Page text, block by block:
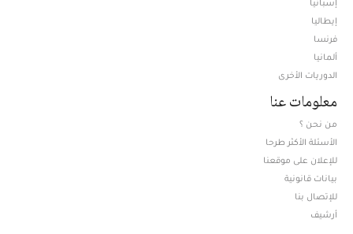
إسبانيا
إيطاليا
فرنسا
ألمانيا
الدوريات الأخرى
معلومات عنا
من نحن ؟
الأسئلة الأكثر طرحا
للإعلان على موقعنا
بيانات قانونية
للإتصال بنا
أرشيف